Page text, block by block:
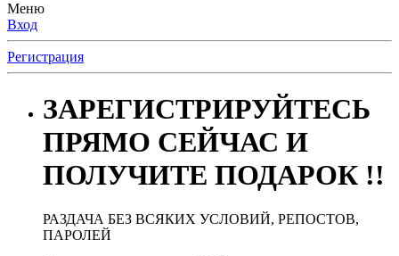
Меню
Вход
Регистрация
ЗАРЕГИСТРИРУЙТЕСЬ
ПРЯМО СЕЙЧАС И
ПОЛУЧИТЕ ПОДАРОК !!
РАЗДАЧА БЕЗ ВСЯКИХ УСЛОВИЙ, РЕПОСТОВ,
ПАРОЛЕЙ